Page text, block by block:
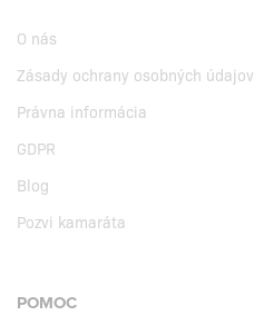
O nás
Zásady ochrany osobných údajov
Právna informácia
GDPR
Blog
Pozvi kamaráta
POMOC